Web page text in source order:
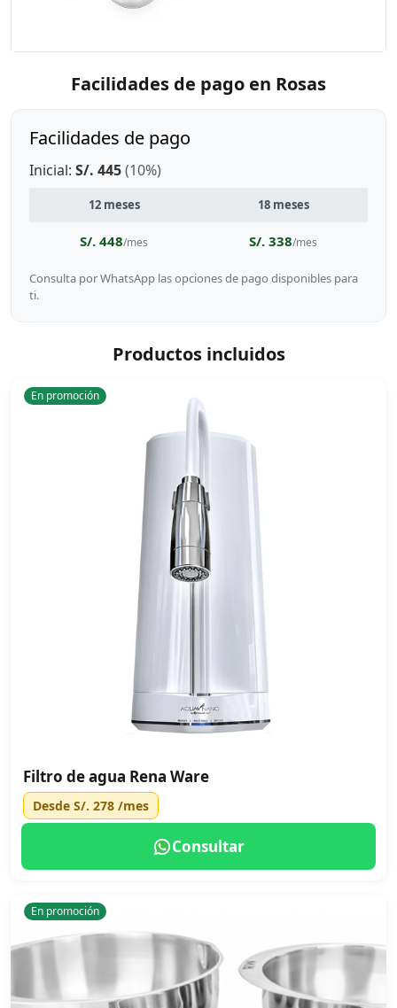
Facilidades de pago en Rosas
Facilidades de pago
Inicial: S/. 445(10%)
12 meses 18 meses
S/. 448/mes S/. 338/mes
Consulta por WhatsApp las opciones de pago disponibles para
ti.
Productos incluidos
En promoción
Filtro de agua Rena Ware
Desde S/. 278 /mes
Consultar
En promoción